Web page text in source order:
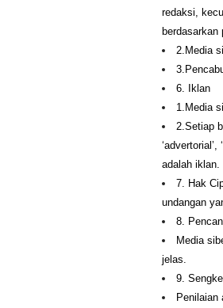
redaksi,
berdasarkan
2.Media
6. Iklan
1.Media
2.Setiap
adalah iklan.
7. Hak
undangan
8.
Media
jelas.
9.
Penilaian